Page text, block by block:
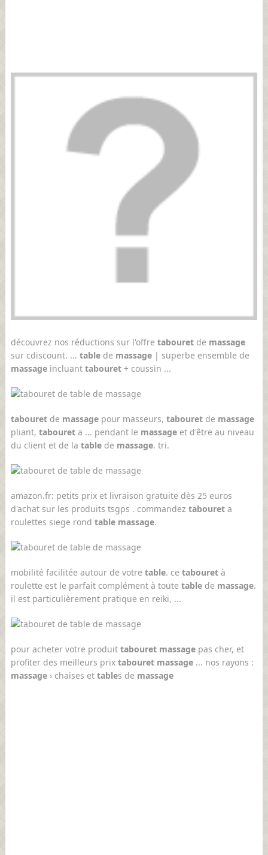
découvrez nos réductions sur l'offre tabouretde massage
sur cdiscount. ... tablede massage| superbe ensemble de
massageincluant tabouret+ coussin ...
tabouretde massagepour masseurs, tabouretde massage
pliant, taboureta ... pendant le massageet d'être au niveau
du client et de la tablede massage. tri.
amazon.fr: petits prix et livraison gratuite dès 25 euros
d'achat sur les produits tsgps . commandez taboureta
roulettes siege rond table massage.
mobilité facilitée autour de votre table. ce tabouretà
roulette est le parfait complément à toute tablede massage.
il est particulièrement pratique en reiki, ...
pour acheter votre produit tabouret massagepas cher, et
profiter des meilleurs prix tabouret massage... nos rayons :
massage› chaises et tables de massage